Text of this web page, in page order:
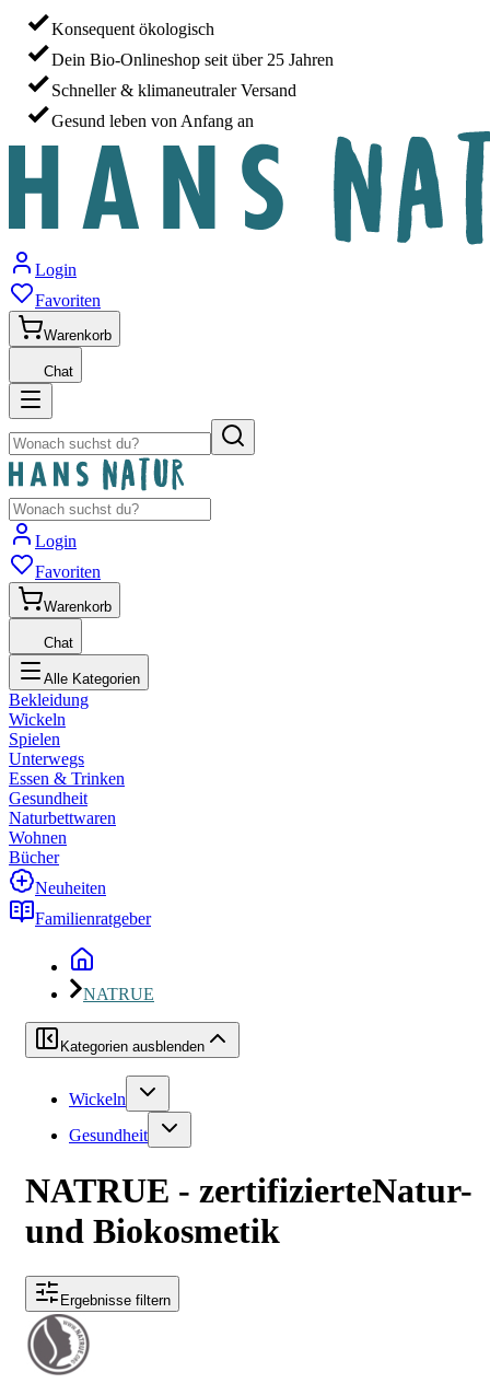
Konsequent ökologisch
Dein Bio-Onlineshop seit über 25 Jahren
Schneller & klimaneutraler Versand
Gesund leben von Anfang an
Login
Favoriten
Warenkorb
Chat
Login
Favoriten
Warenkorb
Chat
Alle Kategorien
Bekleidung
Wickeln
Spielen
Unterwegs
Essen & Trinken
Gesundheit
Naturbettwaren
Wohnen
Bücher
Neuheiten
Familienratgeber
NATRUE
Kategorien ausblenden
Wickeln
Gesundheit
NATRUE - zertifizierteNatur-
und Biokosmetik
Ergebnisse filtern